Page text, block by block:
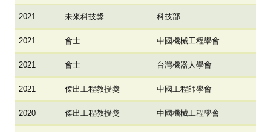
2021 未來科技獎 科技部
2021 會士 中國機械工程學會
2021 會士 台灣機器人學會
2021 傑出工程教授獎 中國工程師學會
2020 傑出工程教授獎 中國機械工程學會